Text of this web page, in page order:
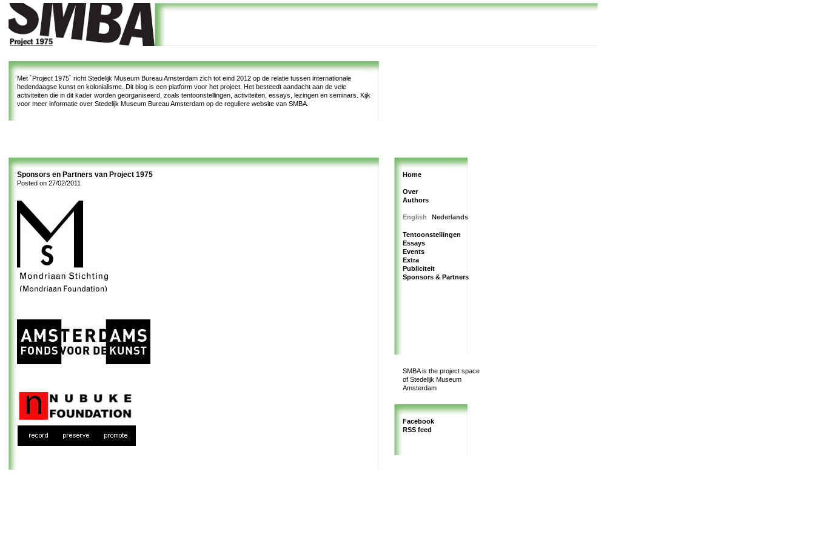
Met `Project 1975` richt Stedelijk Museum Bureau Amsterdam zich tot eind 2012 op de relatie tussen internationale
hedendaagse kunst en kolonialisme. Dit blog is een platform voor het project. Het besteedt aandacht aan de vele
activiteiten die in dit kader worden georganiseerd, zoals tentoonstellingen, activiteiten, essays, lezingen en seminars. Kijk
voor meer informatie over Stedelijk Museum Bureau Amsterdam op de reguliere website van SMBA.
Sponsors en Partners van Project 1975
Posted on 27/02/2011
Home
Over
Authors
English Nederlands
Tentoonstellingen
Essays
Events
Extra
Publiciteit
Sponsors & Partners
SMBA is the project space
of Stedelijk Museum
Amsterdam
Facebook
RSS feed